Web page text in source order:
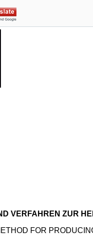
VERFAHREN ZUR
FOR